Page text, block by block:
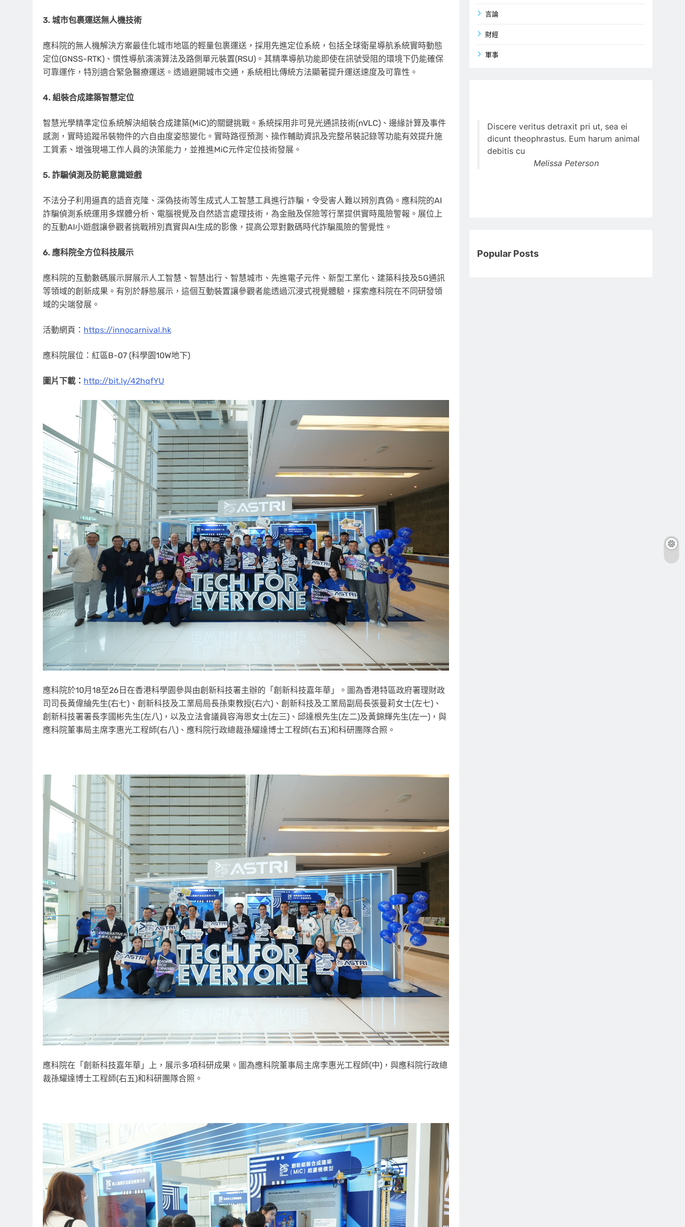
3. 城市包裹運送無人機技術
應科院的無人機解決方案最佳化城市地區的輕量包裹運送，採用先進定位系統，包括全球衛星導航系統實時動態
定位(GNSS-RTK)、慣性導航演演算法及路側單元裝置(RSU)。其精準導航功能即使在訊號受阻的環境下仍能確保
可靠運作，特別適合緊急醫療運送。透過避開城市交通，系統相比傳統方法顯著提升運送速度及可靠性。
4. 組裝合成建築智慧定位
智慧光學精準定位系統解決組裝合成建築(MiC)的關鍵挑戰。系統採用非可見光通訊技術(nVLC)、邊緣計算及事件
感測，實時追蹤吊裝物件的六自由度姿態變化。實時路徑預測、操作輔助資訊及完整吊裝記錄等功能有效提升施
工質素、增強現場工作人員的決策能力，並推進MiC元件定位技術發展。
5. 詐騙偵測及防範意識遊戲
不法分子利用逼真的語音克隆、深偽技術等生成式人工智慧工具進行詐騙，令受害人難以辨別真偽。應科院的AI
詐騙偵測系統運用多媒體分析、電腦視覺及自然語言處理技術，為金融及保險等行業提供實時風險警報。展位上
的互動AI小遊戲讓參觀者挑戰辨別真實與AI生成的影像，提高公眾對數碼時代詐騙風險的警覺性。
6. 應科院全方位科技展示
應科院的互動數碼展示屏展示人工智慧、智慧出行、智慧城市、先進電子元件、新型工業化、建築科技及5G通訊
等領域的創新成果。有別於靜態展示，這個互動裝置讓參觀者能透過沉浸式視覺體驗，探索應科院在不同研發領
域的尖端發展。
活動網頁： https://innocarnival.hk
應科院展位：紅區B-07 (科學園10W地下)
圖片下載： http://bit.ly/42hqfYU
應科院於10月18至26日在香港科學園參與由創新科技署主辦的「創新科技嘉年華」。圖為香港特區政府署理財政
司司長黃偉綸先生(右七)、創新科技及工業局局長孫東教授(右六)、創新科技及工業局副局長張曼莉女士(左七)、
創新科技署署長李國彬先生(左八)，以及立法會議員容海恩女士(左三)、邱達根先生(左二)及黃錦輝先生(左一)，與
應科院董事局主席李惠光工程師(右八)、應科院行政總裁孫耀達博士工程師(右五)和科研團隊合照。
應科院在「創新科技嘉年華」上，展示多項科研成果。圖為應科院董事局主席李惠光工程師(中)，與應科院行政總
裁孫耀達博士工程師(右五)和科研團隊合照。
言論
財經
軍事
Discere veritus detraxit pri ut, sea ei
dicunt theophrastus. Eum harum animal
debitis cu
Melissa Peterson
Popular Posts